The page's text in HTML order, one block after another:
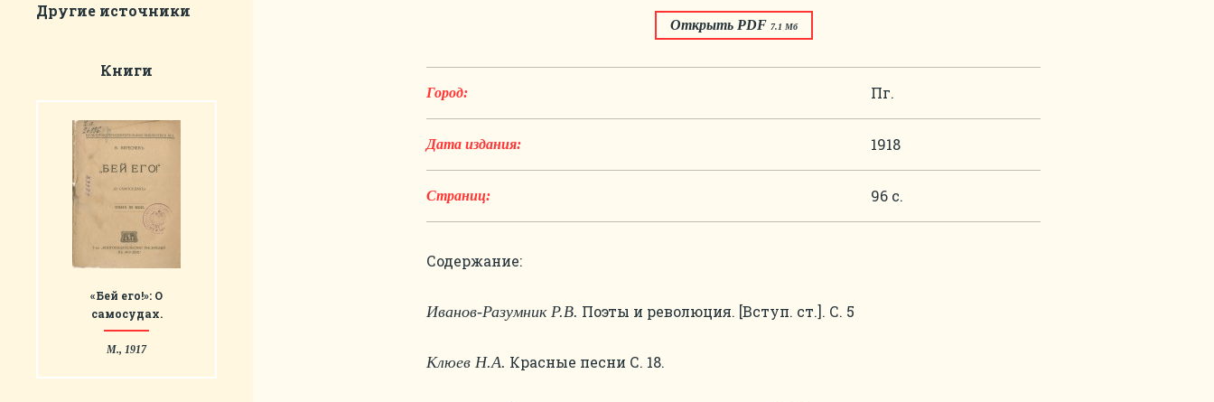
Другие источники
Книги
«Бей его!»: О
самосудах.
М., 1917
Открыть PDF 7.1 Мб
Город: Пг.
Дата издания: 1918
Страниц: 96 с.
Содержание:
Иванов-Разумник Р.В. Поэты и революция. [Вступ. ст.]. С. 5
Клюев Н.А. Красные песни С. 18.